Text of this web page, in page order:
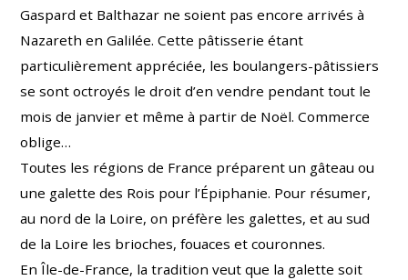
Gaspard et Balthazar ne soient pas encore arrivés à
Nazareth en Galilée. Cette pâtisserie étant
particulièrement appréciée, les boulangers-pâtissiers
se sont octroyés le droit d’en vendre pendant tout le
mois de janvier et même à partir de Noël. Commerce
oblige…
Toutes les régions de France préparent un gâteau ou
une galette des Rois pour l’Épiphanie. Pour résumer,
au nord de la Loire, on préfère les galettes, et au sud
de la Loire les brioches, fouaces et couronnes.
En Île-de-France, la tradition veut que la galette soit